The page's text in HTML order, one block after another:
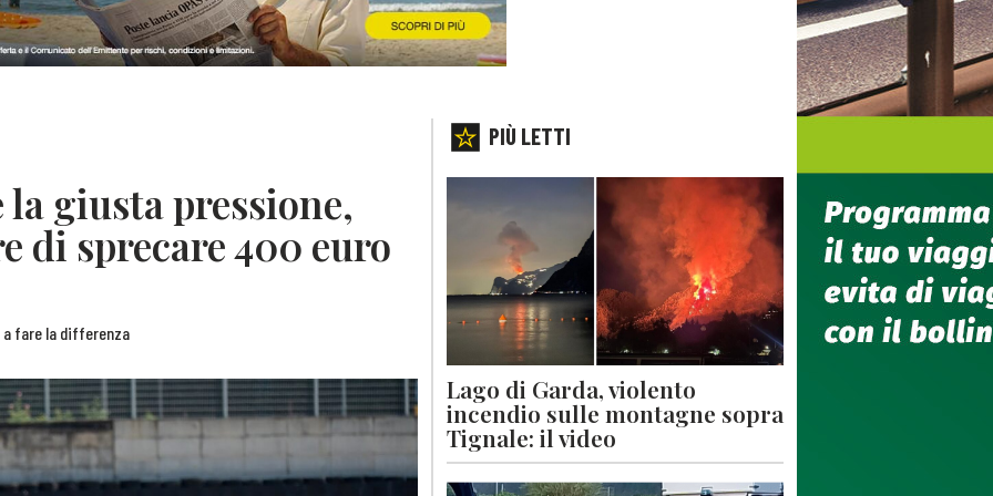
giusta pressione,
di sprecare 400 euro
a fare la differenza
PIÙ LETTI
Lago di Garda, violento
incendio sulle montagne sopra
Tignale: il video